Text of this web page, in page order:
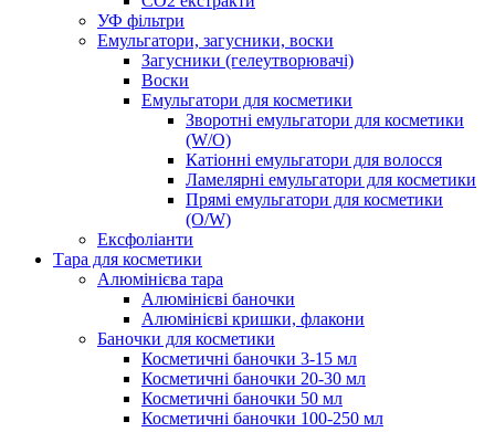
УФ фільтри
Емульгатори, загусники, воски
Загусники (гелеутворювачі)
Воски
Емульгатори для косметики
Зворотні емульгатори для косметики
(W/O)
Катіонні емульгатори для волосся
Ламелярні емульгатори для косметики
Прямі емульгатори для косметики
(O/W)
Ексфоліанти
Тара для косметики
Алюмінієва тара
Алюмінієві баночки
Алюмінієві кришки, флакони
Баночки для косметики
Косметичні баночки 3-15 мл
Косметичні баночки 20-30 мл
Косметичні баночки 50 мл
Косметичні баночки 100-250 мл